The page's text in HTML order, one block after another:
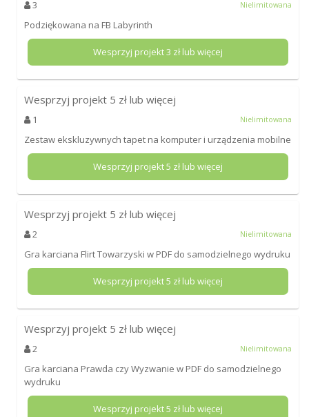
3 Nielimitowana
Podziękowana na FB Labyrinth
Wesprzyj projekt3 zł lub więcej
Wesprzyj projekt 5 zł lub więcej
1 Nielimitowana
Zestaw ekskluzywnych tapet na komputer i urządzenia mobilne
Wesprzyj projekt5 zł lub więcej
Wesprzyj projekt 5 zł lub więcej
2 Nielimitowana
Gra karciana Flirt Towarzyski w PDF do samodzielnego wydruku
Wesprzyj projekt5 zł lub więcej
Wesprzyj projekt 5 zł lub więcej
2 Nielimitowana
Gra karciana Prawda czy Wyzwanie w PDF do samodzielnego
wydruku
Wesprzyj projekt5 zł lub więcej